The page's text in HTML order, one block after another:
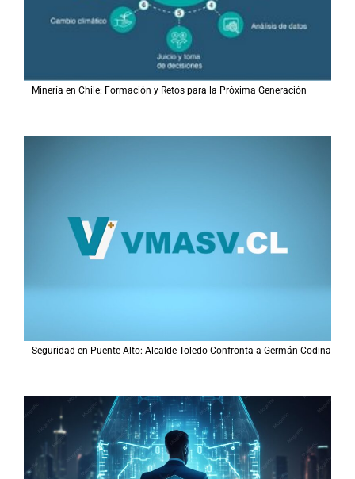
Minería en Chile: Formación y Retos para la Próxima Generación
Seguridad en Puente Alto: Alcalde Toledo Confronta a Germán Codina